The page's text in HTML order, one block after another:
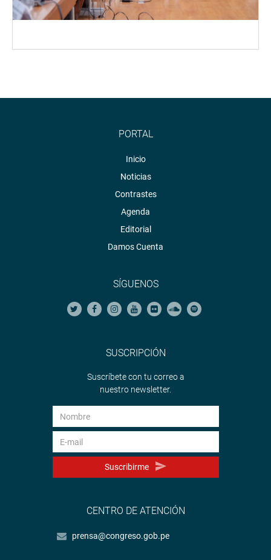
PORTAL
Inicio
Noticias
Contrastes
Agenda
Editorial
Damos Cuenta
SÍGUENOS
SUSCRIPCIÓN
Suscríbete con tu correo a
nuestro newsletter.
Suscribirme
CENTRO DE ATENCIÓN
prensa@congreso.gob.pe